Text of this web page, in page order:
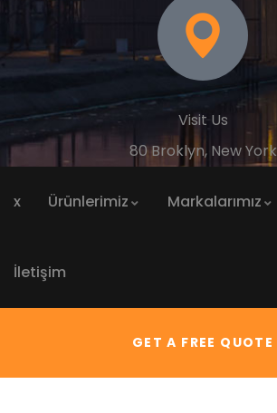
Visit Us
80 Broklyn, New York
x Ürünlerimiz Markalarımız
İletişim
GET A FREE QUOTE